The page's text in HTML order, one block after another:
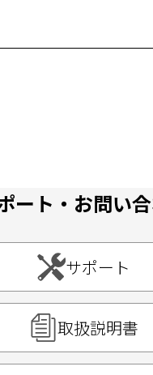
ート・お問い
サポート
取扱説明書